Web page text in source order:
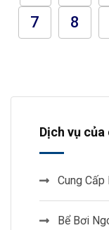
7
8
Dịch vụ
Cung
Bể Bơi